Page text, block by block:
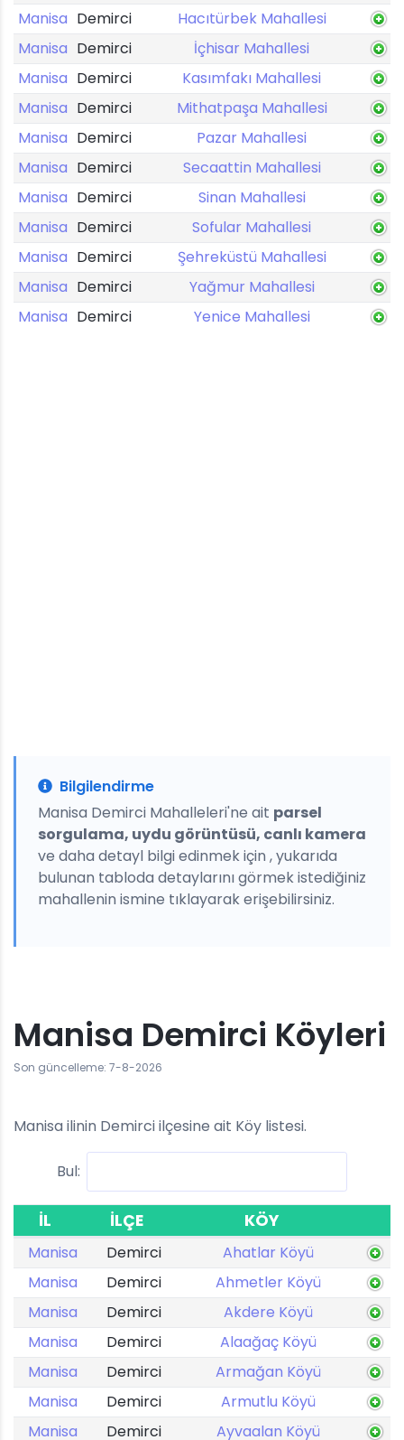
Manisa Demirci
Hacıtürbek Mahallesi
Manisa Demirci
İçhisar Mahallesi
Manisa Demirci
Kasımfakı Mahallesi
Manisa Demirci
Mithatpaşa Mahallesi
Manisa Demirci
Pazar Mahallesi
Manisa Demirci
Secaattin Mahallesi
Manisa Demirci
Sinan Mahallesi
Manisa Demirci
Sofular Mahallesi
Manisa Demirci
Şehreküstü Mahallesi
Manisa Demirci
Yağmur Mahallesi
Manisa Demirci Yenice Mahallesi
Bilgilendirme
Manisa Demirci Mahalleleri'ne ait parsel
sorgulama, uydu görüntüsü, canlı kamera
ve daha detayl bilgi edinmek için , yukarıda
bulunan tabloda detaylarını görmek istediğiniz
mahallenin ismine tıklayarak erişebilirsiniz.
Manisa Demirci Köyleri
Son güncelleme: 7-8-2026
Manisa ilinin Demirci ilçesine ait Köy listesi.
Bul:
İL İLÇE KÖY
Manisa Demirci
Ahatlar Köyü
Manisa
Demirci
Ahmetler Köyü
Manisa
Demirci
Akdere Köyü
Manisa
Demirci
Alaağaç Köyü
Manisa
Demirci
Armağan Köyü
Manisa
Demirci
Armutlu Köyü
Manisa
Demirci Ayvaalan Köyü